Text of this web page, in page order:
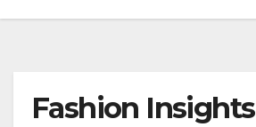
Fashion Insights